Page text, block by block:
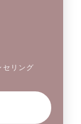
セリング